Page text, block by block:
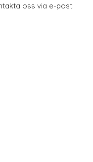
oss via e-post: